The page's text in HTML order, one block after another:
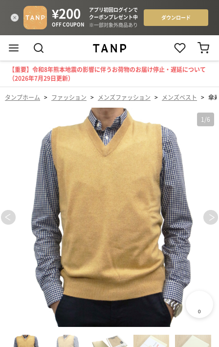
【重要】令和8年熊本地震の影響に伴うお荷物のお届け停止・遅延について
（2026年7月29日更新）
タンプホーム > ファッション > メンズファッション > メンズベスト > 傘
1 /6